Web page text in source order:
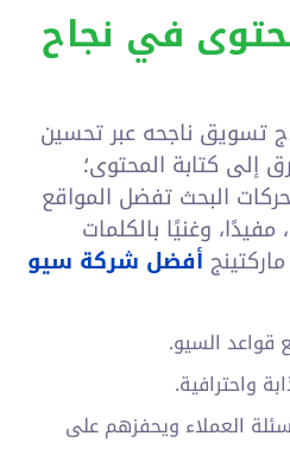
في نجاح
تسويق ناجحه عبر تحسين
إلى كتابة المحتوى؛
البحث تفضل المواقع
وغنيًا بالكلمات
أفضل شركة سيو
قواعد السيو.
واحترافية.
العملاء ويحفزهم على